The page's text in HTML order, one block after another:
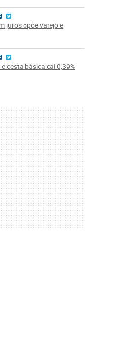
juros opõe varejo e
cesta básica cai 0,39%